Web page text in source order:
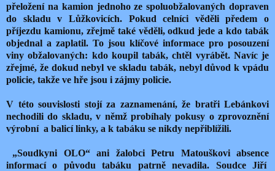
přeložení na kamion jednoho ze spoluobžalovaných dopraven
do skladu v Lůžkovicích. Pokud celníci věděli předem o
příjezdu kamionu, zřejmě také věděli, odkud jede a kdo tabák
objednal a zaplatil. To jsou klíčové informace pro posouzení
viny obžalovaných: kdo koupil tabák, chtěl vyrábět. Navíc je
zřejmé, že dokud nebyl ve skladu tabák, nebyl důvod k vpádu
policie, takže ve hře jsou i zájmy policie.
V této souvislosti stojí za zaznamenání, že bratři Lebánkovi
nechodili do skladu, v němž probíhaly pokusy o zprovoznění
výrobní a balicí linky, a k tabáku se nikdy nepřiblížili.
„Soudkyni OLO“ ani žalobci Petru Matouškovi absence
informací o původu tabáku patrně nevadila. Soudce Jiří